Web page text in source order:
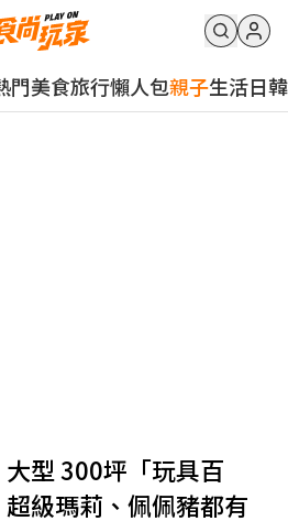
門美食旅行懶人包親子生活日韓
型 300坪「玩具百
級瑪莉、佩佩豬都有